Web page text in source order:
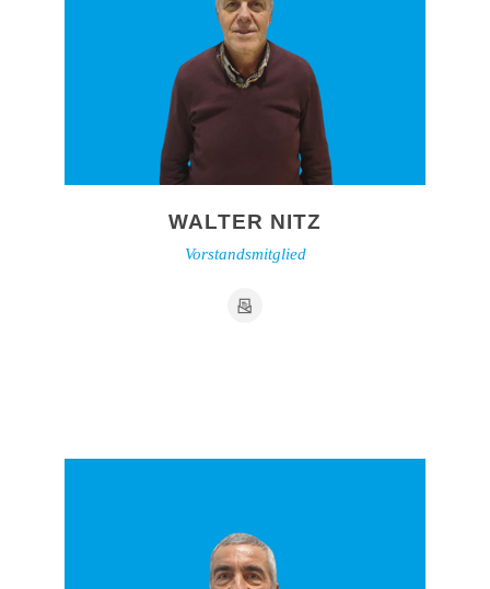
WALTER NITZ
Vorstandsmitglied